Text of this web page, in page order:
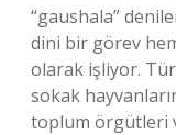
“gaushala”
dini bir görev
olarak işliyor.
sokak
toplum örgütleri